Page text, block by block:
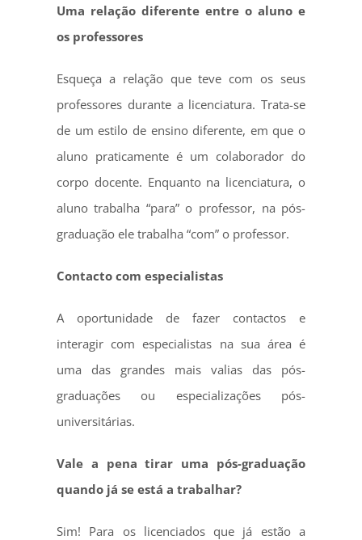
Uma relação diferente entre o aluno e
os professores
Esqueça a relação que teve com os seus
professores durante a licenciatura. Trata-se
de um estilo de ensino diferente, em que o
aluno praticamente é um colaborador do
corpo docente. Enquanto na licenciatura, o
aluno trabalha “para” o professor, na pós-
graduação ele trabalha “com” o professor.
Contacto com especialistas
A oportunidade de fazer contactos e
interagir com especialistas na sua área é
uma das grandes mais valias das pós-
graduações ou especializações pós-
universitárias.
Vale a pena tirar uma pós-graduação
quando já se está a trabalhar?
Sim! Para os licenciados que já estão a